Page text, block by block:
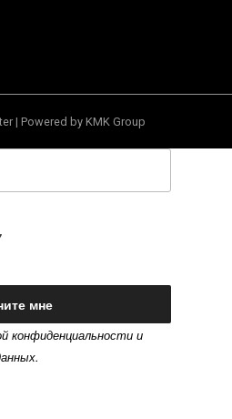
| Powered by KMK Group
конфиденциальности и